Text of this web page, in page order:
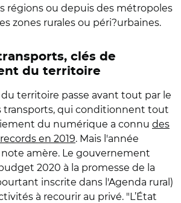
régions ou depuis des métropoles
zones rurales ou péri?urbaines.
clés de
du territoire
territoire passe avant tout par le
transports, qui conditionnent tout
du numérique a connu des
en 2019. Mais l'année
amère. Le gouvernement
2020 à la promesse de la
inscrite dans l'Agenda rural)
à recourir au privé. "L’État